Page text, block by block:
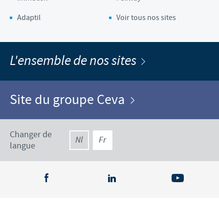
Adaptil
Voir tous nos sites
L'ensemble de nos sites
Site du groupe Ceva
Changer de
langue
Nl Fr